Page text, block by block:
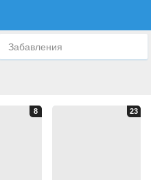
Забавления